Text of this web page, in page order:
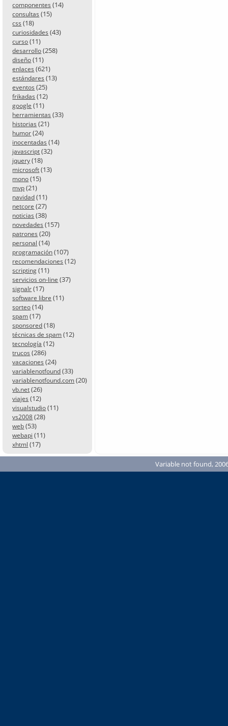
componentes (14)
consultas (15)
css (18)
curiosidades (43)
curso (11)
desarrollo (258)
diseño (11)
enlaces (621)
estándares (13)
eventos (25)
frikadas (12)
google (11)
herramientas (33)
historias (21)
humor (24)
inocentadas (14)
javascript (32)
jquery (18)
microsoft (13)
mono (15)
mvp (21)
navidad (11)
netcore (27)
noticias (38)
novedades (157)
patrones (20)
personal (14)
programación (107)
recomendaciones (12)
scripting (11)
servicios on-line (37)
signalr (17)
software libre (11)
sorteo (14)
spam (17)
sponsored (18)
técnicas de spam (12)
tecnología (12)
trucos (286)
vacaciones (24)
variablenotfound (33)
variablenotfound.com (20)
vb.net (26)
viajes (12)
visualstudio (11)
vs2008 (28)
web (53)
webapi (11)
xhtml (17)
Variable not found,